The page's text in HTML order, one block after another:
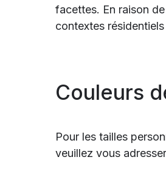
facettes. En raison
contextes
Couleurs
Pour les tailles
veuillez vous